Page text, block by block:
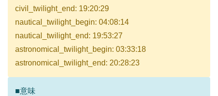
civil_twilight_end: 19:20:29
nautical_twilight_begin: 04:08:14
nautical_twilight_end: 19:53:27
astronomical_twilight_begin: 03:33:18
astronomical_twilight_end: 20:28:23
■意味